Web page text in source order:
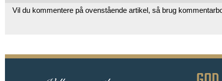
Vil du kommentere på ovenstående artikel, så brug